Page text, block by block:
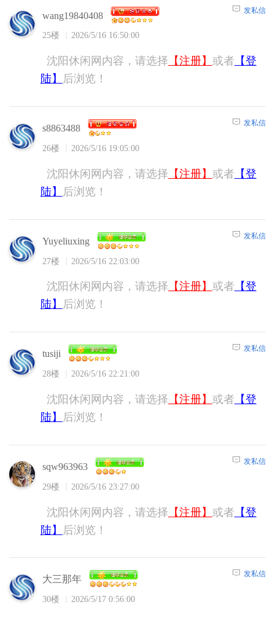
wang19840408
25楼 2026/5/16 16:50:00
发私信
沈阳休闲网内容，请选择 【注册】 或者 【登
陆】
后浏览！
s8863488
26楼 2026/5/16 19:05:00
发私信
沈阳休闲网内容，请选择 【注册】 或者 【登
陆】
后浏览！
Yuyeliuxing
27楼 2026/5/16 22:03:00
发私信
沈阳休闲网内容，请选择 【注册】 或者 【登
陆】
后浏览！
tusiji
28楼 2026/5/16 22:21:00
发私信
沈阳休闲网内容，请选择 【注册】 或者 【登
陆】
后浏览！
sqw963963
29楼 2026/5/16 23:27:00
发私信
沈阳休闲网内容，请选择 【注册】 或者 【登
陆】
后浏览！
大三那年
30楼 2026/5/17 0:56:00
发私信